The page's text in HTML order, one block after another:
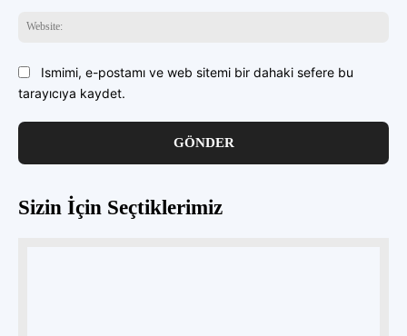
Ismimi, e-postamı ve web sitemi bir dahaki sefere bu
tarayıcıya kaydet.
Sizin İçin Seçtiklerimiz